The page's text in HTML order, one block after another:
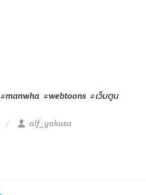
#manwha #webtoons #เว็บตูน
alf_yakusa